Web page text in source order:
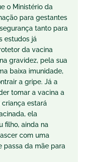
o Ministério da
para gestantes
tanto para
estudos já
da vacina
gravidez, pela sua
baixa imunidade,
a gripe. Já a
tomar a vacina a
criança estará
ela
filho, ainda na
com uma
passa da mãe para